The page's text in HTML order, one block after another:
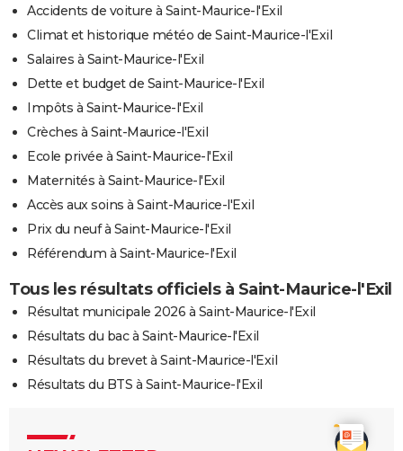
Accidents de voiture à Saint-Maurice-l'Exil
Climat et historique météo de Saint-Maurice-l'Exil
Salaires à Saint-Maurice-l'Exil
Dette et budget de Saint-Maurice-l'Exil
Impôts à Saint-Maurice-l'Exil
Crèches à Saint-Maurice-l'Exil
Ecole privée à Saint-Maurice-l'Exil
Maternités à Saint-Maurice-l'Exil
Accès aux soins à Saint-Maurice-l'Exil
Prix du neuf à Saint-Maurice-l'Exil
Référendum à Saint-Maurice-l'Exil
Tous les résultats officiels à Saint-Maurice-l'Exil
Résultat municipale 2026 à Saint-Maurice-l'Exil
Résultats du bac à Saint-Maurice-l'Exil
Résultats du brevet à Saint-Maurice-l'Exil
Résultats du BTS à Saint-Maurice-l'Exil